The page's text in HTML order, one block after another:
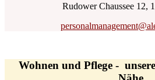
Rudower Chaussee 12,
Wohnen und Pflege -